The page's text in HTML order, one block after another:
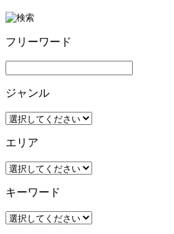
フリーワード
ジャンル
エリア
キーワード